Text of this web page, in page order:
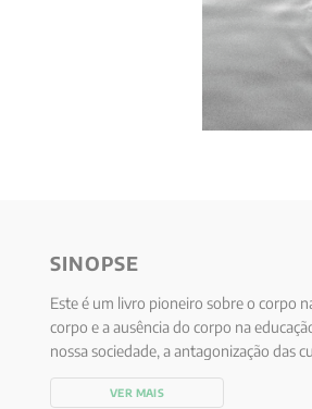
SINOPSE
Este é um livro pioneiro sobre o corpo
corpo e a ausência do corpo na
nossa sociedade, a antagonização das
pensar e do fazer, do planejar e
avanços importantes no conhecimento
VER MAIS